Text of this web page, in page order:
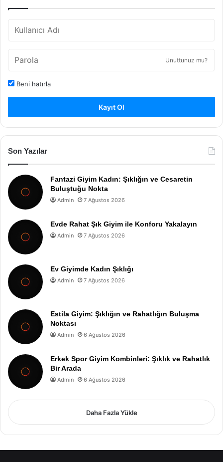
Unuttunuz mu?
Beni hatırla
Kayıt Ol
Son Yazılar
Fantazi Giyim Kadın: Şıklığın ve Cesaretin
Buluştuğu Nokta
Admin 7 Ağustos 2026
Evde Rahat Şık Giyim ile Konforu Yakalayın
Admin 7 Ağustos 2026
Ev Giyimde Kadın Şıklığı
Admin 7 Ağustos 2026
Estila Giyim: Şıklığın ve Rahatlığın Buluşma
Noktası
Admin 6 Ağustos 2026
Erkek Spor Giyim Kombinleri: Şıklık ve Rahatlık
Bir Arada
Admin 6 Ağustos 2026
Daha Fazla Yükle